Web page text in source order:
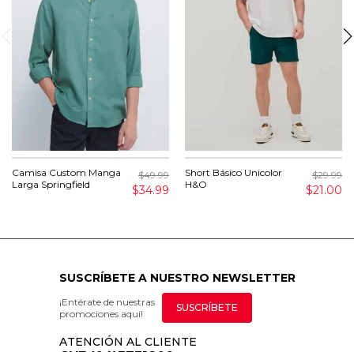
Camisa Custom Manga
Larga Springfield
$49.99
$34.99
Short Básico Unicolor
H&O
$29.99
$21.00
SUSCRÍBETE A NUESTRO NEWSLETTER
¡Entérate de nuestras
promociones aquí!
SUSCRÍBETE
ATENCIÓN AL CLIENTE